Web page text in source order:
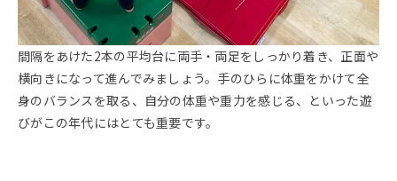
間隔をあけた2本の平均台に両手・両足をしっかり着き、正面や
横向きになって進んでみましょう。手のひらに体重をかけて全
身のバランスを取る、自分の体重や重力を感じる、といった遊
びがこの年代にはとても重要です。